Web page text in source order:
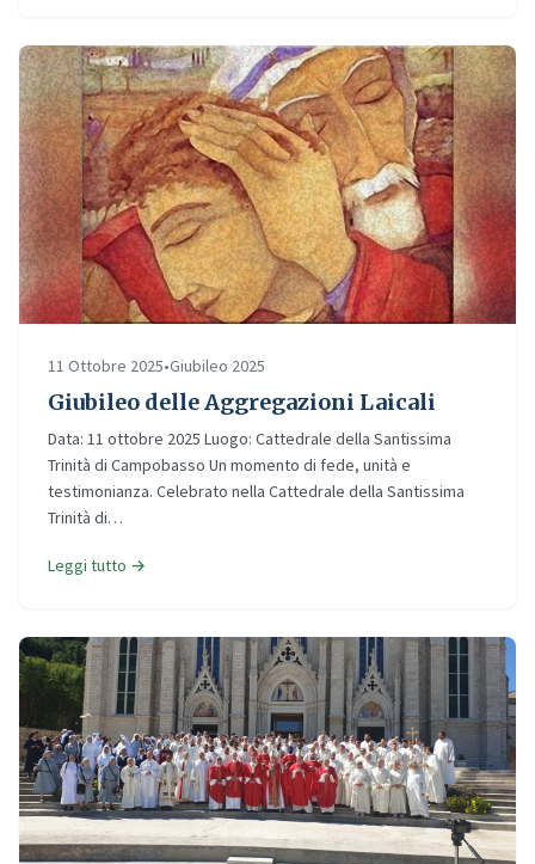
11 Ottobre 2025•Giubileo 2025
Giubileo delle Aggregazioni Laicali
Data: 11 ottobre 2025 Luogo: Cattedrale della Santissima
Trinità di Campobasso Un momento di fede, unità e
testimonianza. Celebrato nella Cattedrale della Santissima
Trinità di…
Leggi tutto →